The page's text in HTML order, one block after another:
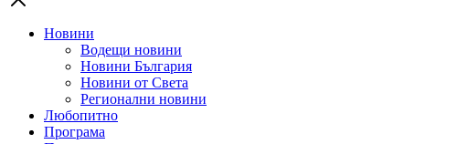
Новини
Водещи новини
Новини България
Новини от Света
Регионални новини
Любопитно
Програма